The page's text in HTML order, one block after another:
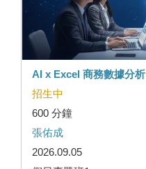
AI x Excel 商務數據分析
招生中
600 分鐘
張佑成
2026.09.05